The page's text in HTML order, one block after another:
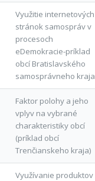
Využitie internetových
stránok samospráv v
procesoch
eDemokracie-príklad
obcí Bratislavského
samosprávneho kraja
Faktor polohy a jeho
vplyv na vybrané
charakteristiky obcí
(príklad obcí
Trenčianskeho kraja)
Využívanie produktov